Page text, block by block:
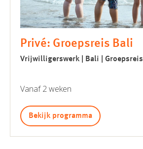
Privé: Groepsreis Bali
Vrijwilligerswerk | Bali | Groepsreis
Vanaf 2 weken
Bekijk programma